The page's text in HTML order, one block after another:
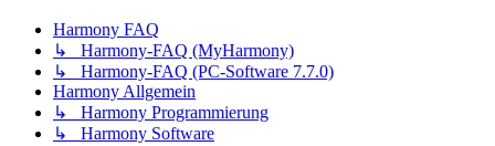
Harmony FAQ
↳ Harmony-FAQ (MyHarmony)
↳ Harmony-FAQ (PC-Software 7.7.0)
Harmony Allgemein
↳ Harmony Programmierung
↳ Harmony Software